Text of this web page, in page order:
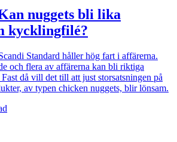
nuggets bli lika
kycklingfilé?
Standard håller hög fart i affärerna.
och flera av affärerna kan bli riktiga
då vill det till att just storsatsningen på
av typen chicken nuggets, blir lönsam.